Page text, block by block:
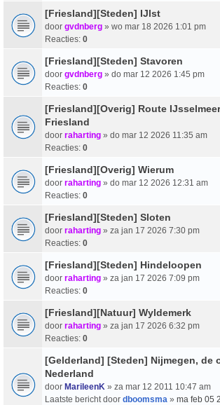
[Friesland][Steden] IJlst
door gvdnberg » wo mar 18 2026 1:01 pm
Reacties: 0
[Friesland][Steden] Stavoren
door gvdnberg » do mar 12 2026 1:45 pm
Reacties: 0
[Friesland][Overig] Route
Friesland
door raharting » do mar 12 2026 11:35 am
Reacties: 0
[Friesland][Overig] Wierum
door raharting » do mar 12 2026 12:31 am
Reacties: 0
[Friesland][Steden] Sloten
door raharting » za jan 17 2026 7:30 pm
Reacties: 0
[Friesland][Steden] Hindeloopen
door raharting » za jan 17 2026 7:09 pm
Reacties: 0
[Friesland][Natuur] Wyldemerk
door raharting » za jan 17 2026 6:32 pm
Reacties: 0
[Gelderland] [Steden] Nijmegen, de
Nederland
door MarileenK » za mar 12 2011 10:47 am
Laatste bericht door dboomsma » ma feb 05